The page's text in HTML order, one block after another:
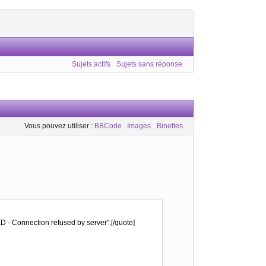
Sujets actifs Sujets sans réponse
Vous pouvez utiliser : BBCode Images Binettes